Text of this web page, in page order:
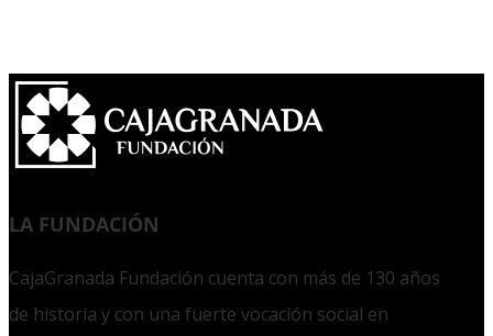
LA FUNDACIÓN
CajaGranada Fundación cuenta con más de 130 años
de historia y con una fuerte vocación social en